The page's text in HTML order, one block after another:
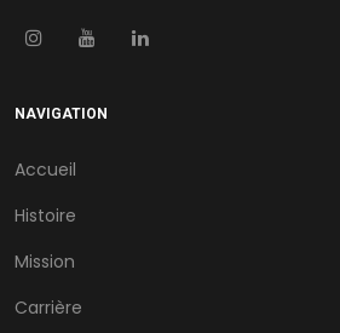
NAVIGATION
Accueil
Histoire
Mission
Carrière